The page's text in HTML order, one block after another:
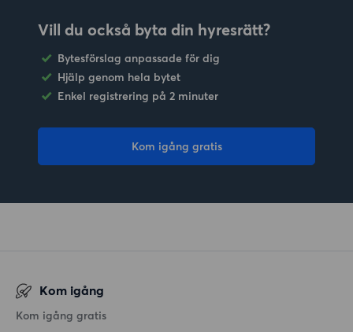
Vill du också byta din hyresrätt?
Bytesförslag anpassade för dig
Hjälp genom hela bytet
Enkel registrering på 2 minuter
Kom igång gratis
Kom igång
Kom igång gratis